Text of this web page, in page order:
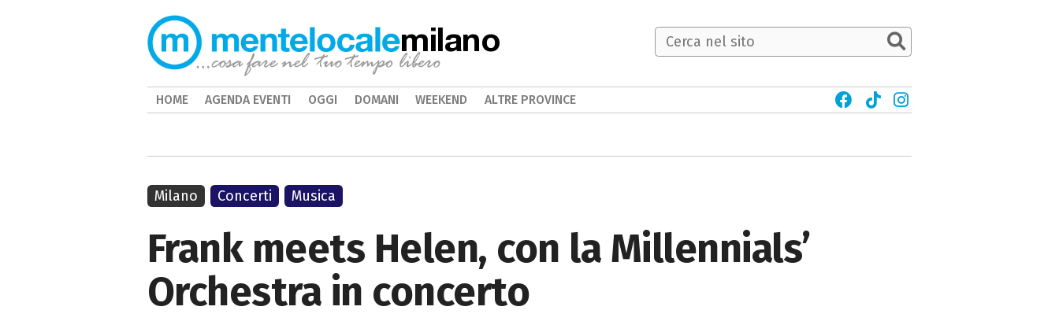
Frank meets Helen, con la Millennials’
Orchestra in concerto
Milano Concerti Musica
milano
HOME AGENDA EVENTI OGGI DOMANI WEEKEND ALTRE PROVINCE